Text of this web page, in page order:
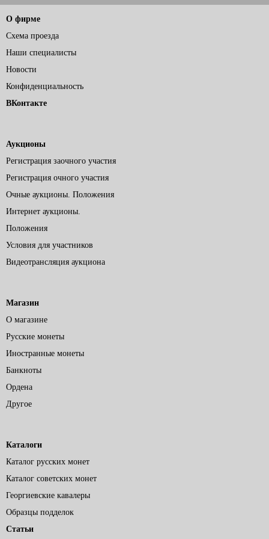
О фирме
Схема проезда
Наши специалисты
Новости
Конфиденциальность
ВКонтакте
Аукционы
Регистрация заочного участия
Регистрация очного участия
Очные аукционы. Положения
Интернет аукционы.
Положения
Условия для участников
Видеотрансляция аукциона
Магазин
О магазине
Русские монеты
Иностранные монеты
Банкноты
Ордена
Другое
Каталоги
Каталог русских монет
Каталог советских монет
Георгиевские кавалеры
Образцы подделок
Статьи